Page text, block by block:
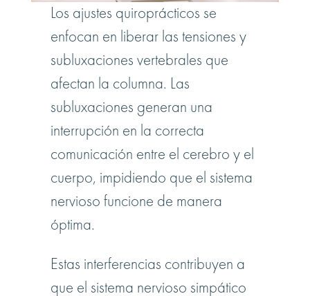
Los ajustes quiroprácticos se
enfocan en liberar las tensiones y
subluxaciones vertebrales que
afectan la columna. Las
subluxaciones generan una
interrupción en la correcta
comunicación entre el cerebro y el
cuerpo, impidiendo que el sistema
nervioso funcione de manera
óptima.
Estas interferencias contribuyen a
que el sistema nervioso simpático